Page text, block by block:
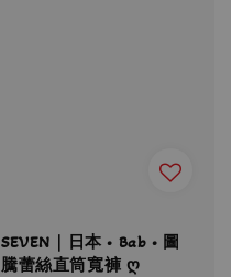
SEVEN｜日本 • Bab • 圖
騰蕾絲直筒寬褲 ღ